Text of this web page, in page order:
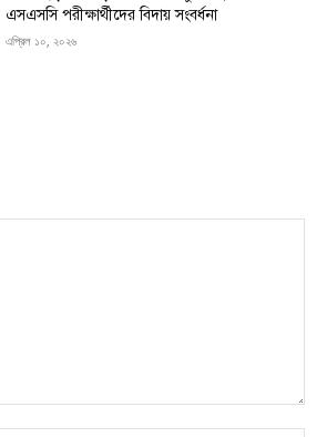
এসএসসি পরীক্ষার্থীদের বিদায় সংবর্ধনা
এপ্রিল ১০, ২০২৬